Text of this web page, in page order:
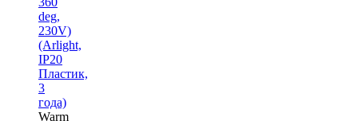
deg,
230V)
(Arlight,
IP20
Пластик,
3
года)
Warm